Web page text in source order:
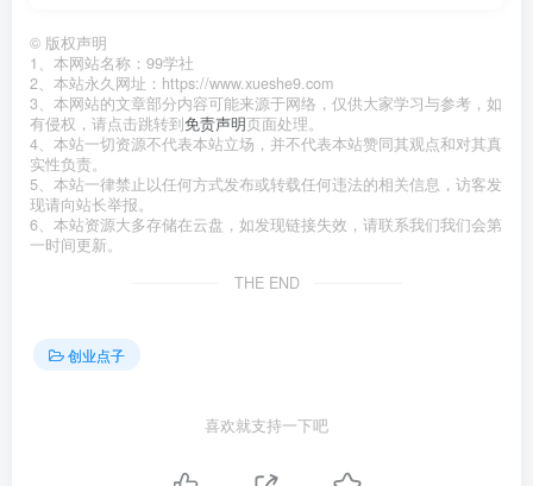
© 版权声明
1、本网站名称：99学社
2、本站永久网址：https://www.xueshe9.com
3、本网站的文章部分内容可能来源于网络，仅供大家学习与参考，如
有侵权，请点击跳转到免责声明页面处理。
4、本站一切资源不代表本站立场，并不代表本站赞同其观点和对其真
实性负责。
5、本站一律禁止以任何方式发布或转载任何违法的相关信息，访客发
现请向站长举报。
6、本站资源大多存储在云盘，如发现链接失效，请联系我们我们会第
一时间更新。
THE END
创业点子
喜欢就支持一下吧